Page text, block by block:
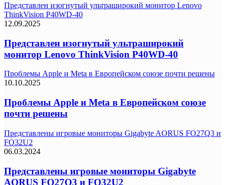
Представлен изогнутый ультраширокий монитор Lenovo
ThinkVision P40WD-40
12.09.2025
Представлен изогнутый ультраширокий
монитор Lenovo ThinkVision P40WD-40
Проблемы Apple и Meta в Европейском союзе почти решены
10.10.2025
Проблемы Apple и Meta в Европейском союзе
почти решены
Представлены игровые мониторы Gigabyte AORUS FO27Q3 и
FO32U2
06.03.2024
Представлены игровые мониторы Gigabyte
AORUS FO27Q3 и FO32U2